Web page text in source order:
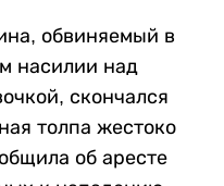
обвиняемый в
насилии над
скончался
толпа жестоко
об аресте